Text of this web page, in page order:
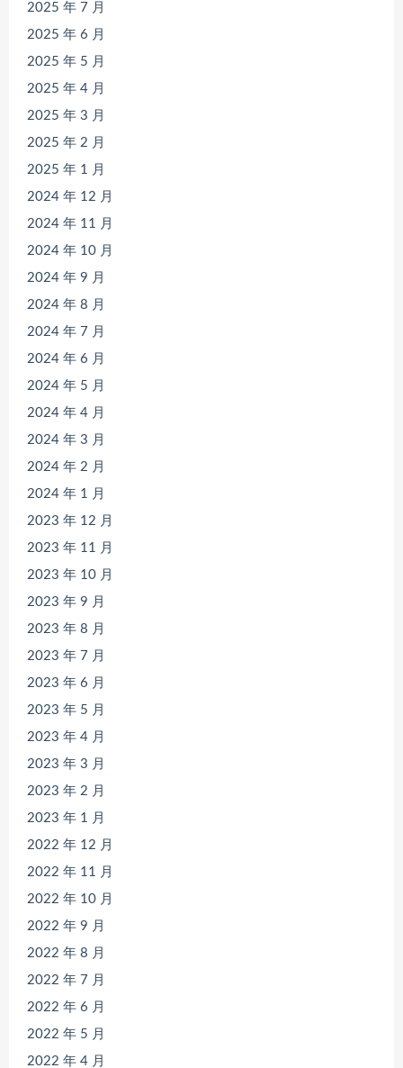
2025 年 7 月
2025 年 6 月
2025 年 5 月
2025 年 4 月
2025 年 3 月
2025 年 2 月
2025 年 1 月
2024 年 12 月
2024 年 11 月
2024 年 10 月
2024 年 9 月
2024 年 8 月
2024 年 7 月
2024 年 6 月
2024 年 5 月
2024 年 4 月
2024 年 3 月
2024 年 2 月
2024 年 1 月
2023 年 12 月
2023 年 11 月
2023 年 10 月
2023 年 9 月
2023 年 8 月
2023 年 7 月
2023 年 6 月
2023 年 5 月
2023 年 4 月
2023 年 3 月
2023 年 2 月
2023 年 1 月
2022 年 12 月
2022 年 11 月
2022 年 10 月
2022 年 9 月
2022 年 8 月
2022 年 7 月
2022 年 6 月
2022 年 5 月
2022 年 4 月